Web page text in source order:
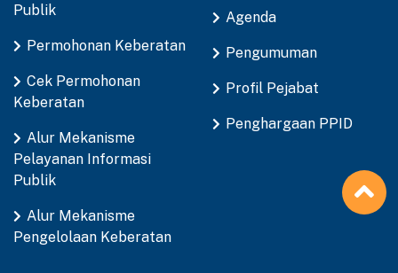
Publik
Permohonan Keberatan
Cek Permohonan
Keberatan
Alur Mekanisme
Pelayanan Informasi
Publik
Alur Mekanisme
Pengelolaan Keberatan
Agenda
Pengumuman
Profil Pejabat
Penghargaan PPID